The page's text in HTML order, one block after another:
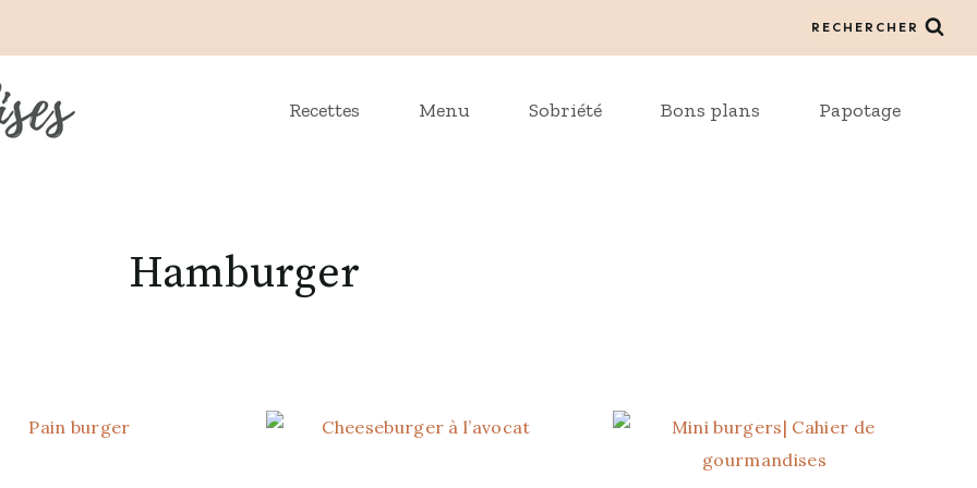
RECHERCHER
Recettes Menu Sobriété Bons plans Papotage
Hamburger